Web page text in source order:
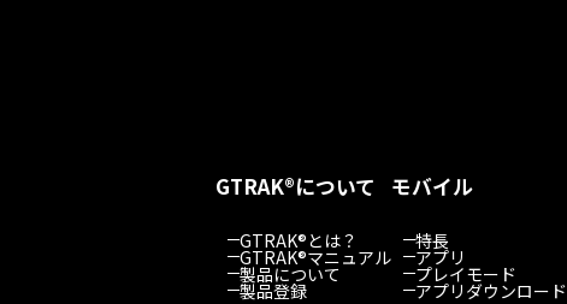
GTRAK®について
GTRAK®とは？
GTRAK®マニュアル
製品について
製品登録
モバイル
特長
アプリ
プレイモード
アプリダウンロード